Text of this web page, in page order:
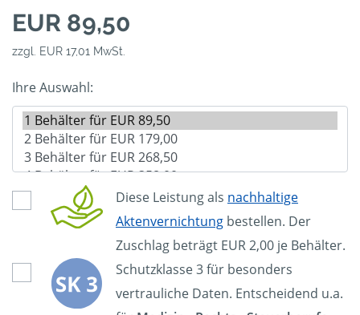
EUR 89,50
zzgl. EUR 17,01 MwSt.
Ihre Auswahl:
Diese Leistung als nachhaltige
Aktenvernichtung bestellen. Der
Zuschlag beträgt EUR 2,00 je Behälter.
Schutzklasse 3 für besonders
vertrauliche Daten. Entscheidend u.a.